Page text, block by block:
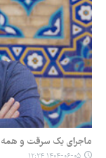
ماجرای یک سرقت و همه